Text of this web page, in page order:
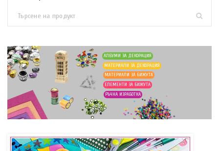
АЛБУМИ ЗА ДЕКОРАЦИЯ
МАТЕРИАЛИ ЗА ДЕКОРАЦИЯ
МАТЕРИАЛИ ЗА БИЖУТА
ЕЛЕМЕНТИ ЗА БИЖУТА
РЪЧНА ИЗРАБОТКА